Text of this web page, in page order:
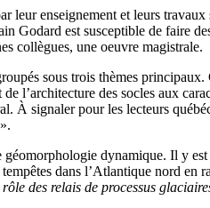
leur enseignement et leurs
Godard est susceptible de faire
collègues, une oeuvre magistrale.
sous trois thèmes principaux.
l’architecture des socles aux
À signaler pour les lecteurs
».
dynamique. Il y
dans l’Atlantique nord
rôle des relais de processus